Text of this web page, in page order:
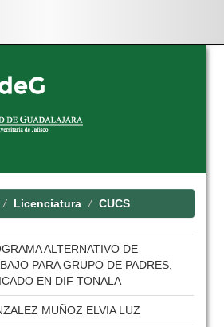
Licenciatura CUCS
ALTERNATIVO DE
PARA GRUPO DE PADRES,
EN DIF TONALA
MUÑOZ ELVIA LUZ